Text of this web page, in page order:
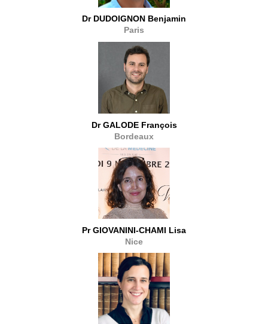
Dr DUDOIGNON Benjamin
Paris
Dr GALODE François
Bordeaux
Pr GIOVANINI-CHAMI Lisa
Nice